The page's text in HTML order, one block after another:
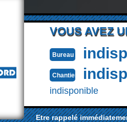
VOUS AVEZ
Bureau
Chantier
indisponible
Etre rappelé